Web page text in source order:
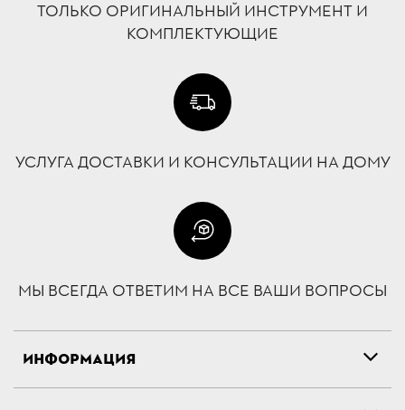
ТОЛЬКО ОРИГИНАЛЬНЫЙ ИНСТРУМЕНТ И
КОМПЛЕКТУЮЩИЕ
УСЛУГА ДОСТАВКИ И КОНСУЛЬТАЦИИ НА ДОМУ
МЫ ВСЕГДА ОТВЕТИМ НА ВСЕ ВАШИ ВОПРОСЫ
ИНФОРМАЦИЯ